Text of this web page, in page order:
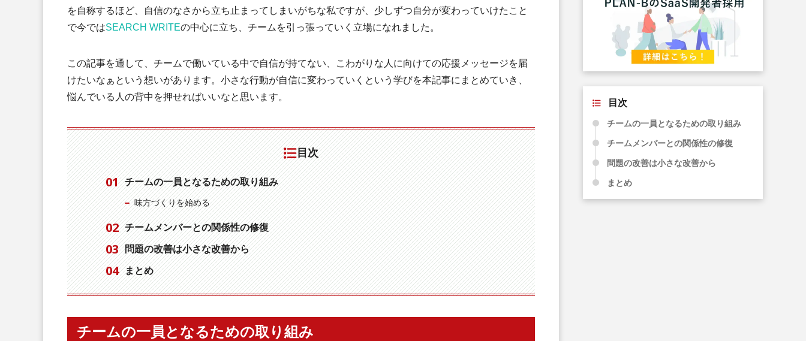
を自称するほど、自信のなさから立ち止まってしまいがちな私ですが、少しずつ自分が変わっていけたこと
で今ではSEARCH WRITEの中心に立ち、チームを引っ張っていく立場になれました。
この記事を通して、チームで働いている中で自信が持てない、こわがりな人に向けての応援メッセージを届
けたいなぁという想いがあります。小さな行動が自信に変わっていくという学びを本記事にまとめていき、
悩んでいる人の背中を押せればいいなと思います。
目次
チームの一員となるための取り組み
味方づくりを始める
チームメンバーとの関係性の修復
問題の改善は小さな改善から
まとめ
チームの一員となるための取り組み
目次
チームの一員となるための取り組み
チームメンバーとの関係性の修復
問題の改善は小さな改善から
まとめ